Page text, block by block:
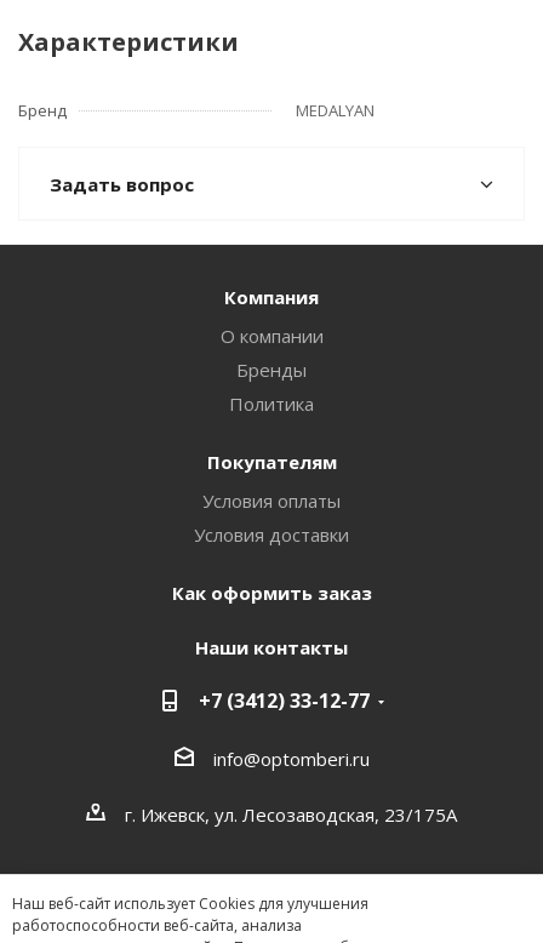
Характеристики
Бренд MEDALYAN
Задать вопрос
Наш веб-сайт использует Cookies для улучшения
работоспособности веб-сайта, анализа
Компания
О компании
Бренды
Политика
Покупателям
Условия оплаты
Условия доставки
Как оформить заказ
Наши контакты
+7 (3412) 33-12-77
info@optomberi.ru
г. Ижевск, ул. Лесозаводская, 23/175А